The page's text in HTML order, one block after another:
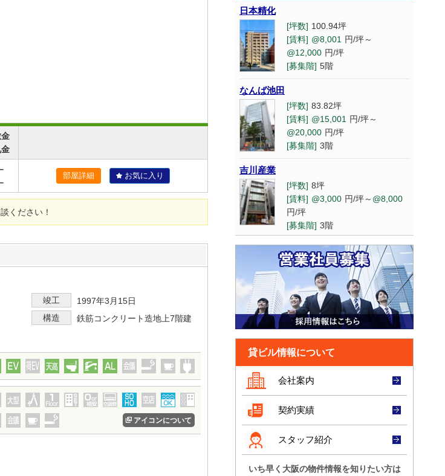
－
－
部屋詳細 お気に入り
ください！
竣工
1997年3月15日
構造
鉄筋コンクリート造地上7階建
アイコンについて
@12,000
円/坪
[募集階] 1階
AFLO Garden SHINSAIBASHI
[坪数]
14.58坪
[募集階]
9階
高橋ビル東6号館
[坪数] 10.9坪
[募集階] 3階
御堂筋本町アーバン
[坪数] 91.64坪
[賃料] @15,001 円/坪～
@20,000 円/坪
[募集階] 13階
山本
[坪数] 35.3坪
[賃料] @3,000 円/坪～
@8,000
円/坪
[募集階] 6階
堺筋本町センター
[賃料] @15,001
@20,000
イトヨシ
[坪数] 35.91坪
日本精化
[坪数] 100.94坪
[賃料] @8,001 円/坪～
@12,000 円/坪
[募集階] 5階
なんば池田
[坪数] 83.82坪
[賃料] @15,001 円/坪～
@20,000 円/坪
[募集階] 3階
吉川産業
[坪数] 8坪
[賃料] @3,000 円/坪～ @8,000
円/坪
[募集階] 3階
宇野ビルディング
[坪数] 29.43坪
@8,001
円/坪～
@12,000 円/坪
[募集階] 2階
森田ビルディング
[賃料]
@8,001
[募集階]
入商八木
[坪数] 18.8坪
[賃料] @12,001
[募集階] 7階
貸ビル情報について
会社案内
契約実績
スタッフ紹介
いち早く大阪の物件情報を知りたい方は